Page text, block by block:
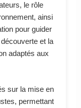
le rôle
ainsi
pour guider
et la
adaptés aux
sur la mise en
permettant